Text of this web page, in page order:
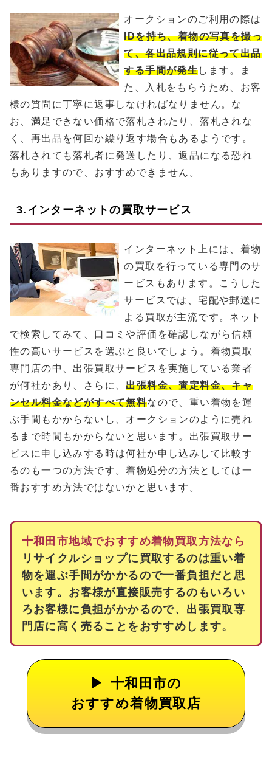
オークションのご利用の際は
IDを持ち、着物の写真を撮っ
て、各出品規則に従って出品
する手間が発生します。ま
た、入札をもらうため、お客
様の質問に丁寧に返事しなければなりません。な
お、満足できない価格で落札されたり、落札されな
く、再出品を何回か繰り返す場合もあるようです。
落札されても落札者に発送したり、返品になる恐れ
もありますので、おすすめできません。
3.インターネットの買取サービス
インターネット上には、着物
の買取を行っている専門のサ
ービスもあります。こうした
サービスでは、宅配や郵送に
よる買取が主流です。ネット
で検索してみて、口コミや評価を確認しながら信頼
性の高いサービスを選ぶと良いでしょう。着物買取
専門店の中、出張買取サービスを実施している業者
が何社かあり、さらに、出張料金、査定料金、キャ
ンセル料金などがすべて無料なので、重い着物を運
ぶ手間もかからないし、オークションのように売れ
るまで時間もかからないと思います。出張買取サー
ビスに申し込みする時は何社か申し込みして比較す
るのも一つの方法です。着物処分の方法としては一
番おすすめ方法ではないかと思います。
十和田市地域でおすすめ着物買取方法なら
リサイクルショップに買取するのは重い着
物を運ぶ手間がかかるので一番負担だと思
います。お客様が直接販売するのもいろい
ろお客様に負担がかかるので、出張買取専
門店に高く売ることをおすすめします。
十和田市の
おすすめ着物買取店